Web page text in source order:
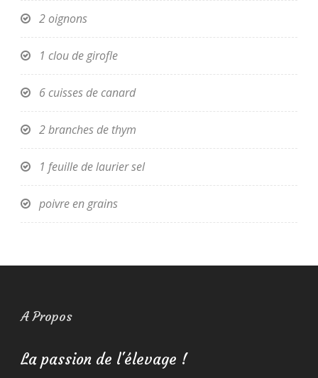
2 oignons
1 clou de girofle
6 cuisses de canard
2 branches de thym
1 feuille de laurier sel
poivre en grains
A Propos
La passion de l'élevage !